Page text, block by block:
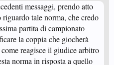
messaggi, prendo atto
tale norma, che credo
partita di campionato
la coppia che giocherà
reagisce il giudice arbitro
norma in risposta a quello